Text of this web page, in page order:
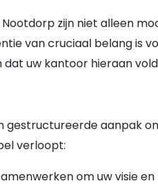
zijn niet alleen
van cruciaal belang is
dat uw kantoor hieraan
gestructureerde aanpak
verloopt:
om uw visie